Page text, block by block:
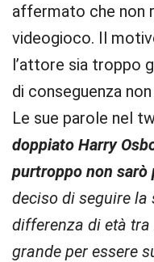
affermato che non
videogioco. Il
l’attore sia troppo
di conseguenza
Le sue parole nel
doppiato Harry
purtroppo non sarò
deciso di seguire la
differenza di età
grande per essere